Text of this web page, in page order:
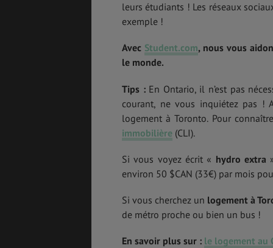
leurs étudiants ! Les réseaux
exemple !
Avec Student.com, nous vous
le monde.
Tips :En Ontario, il n’est pas
courant, ne vous inquiétez pas !
logement à Toronto. Pour
immobilière (CLI).
Si vous voyez écrit « hydro extra
environ 50 $CAN (33€) par mois
Si vous cherchez un logement à
de métro proche ou bien un bus !
En savoir plus sur : le logement au